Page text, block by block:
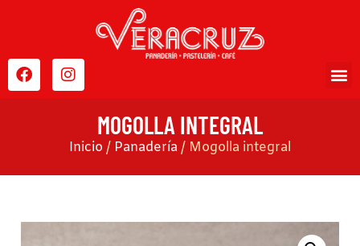
MOGOLLA INTEGRAL
Inicio / Panadería/ Mogolla integral